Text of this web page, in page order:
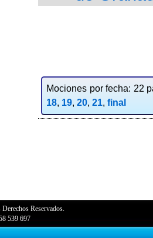
Mociones por fecha: 22
18, 19, 20, 21, final
Reservados.
539 697